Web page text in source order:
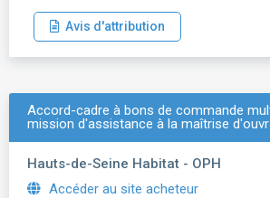
Avis d'attribution
Accord-cadre à bons de commande
mission d'assistance à la maîtrise
Hauts-de-Seine Habitat - OPH
Accéder au site acheteur